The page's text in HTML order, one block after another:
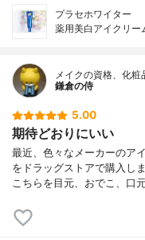
プラセホワイター
薬用美白アイクリー
メイクの資格、化粧
鎌倉の侍
5.00
期待どおりにいい
最近、色々なメーカーのア
をドラッグストアで購入し
こちらを目元、おでこ、口